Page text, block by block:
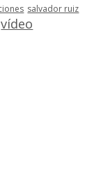
salvador ruiz
vídeo